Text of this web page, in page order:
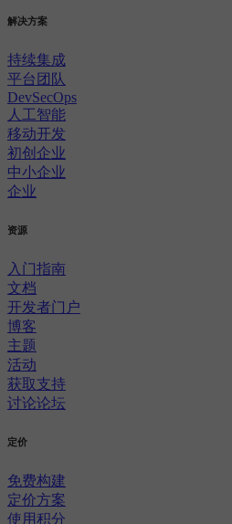
解决方案
持续集成
平台团队
DevSecOps
人工智能
移动开发
初创企业
中小企业
企业
资源
入门指南
文档
开发者门户
博客
主题
活动
获取支持
讨论论坛
定价
免费构建
定价方案
使用积分